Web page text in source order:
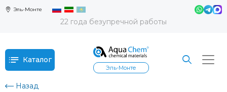
Эль-Монте
22 года безупречной работы
Каталог
Эль-Монте
Назад